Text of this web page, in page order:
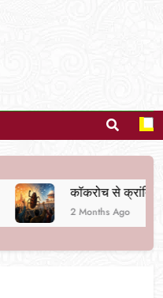
कॉकरोच से क्रांति तक
2 Months Ago